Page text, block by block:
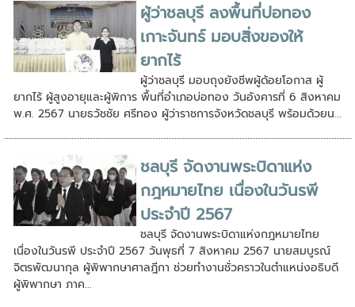
ผู้ว่าชลบุรี ลงพื้นที่บ่อทอง
เกาะจันทร์ มอบสิ่งของให้
ยากไร้
ผู้ว่าชลบุรี มอบถุงยังชีพผู้ด้อยโอกาส ผู้
ยากไร้ ผู้สูงอายุและผู้พิการ พื้นที่อำเภอบ่อทอง วันอังคารที่ 6 สิงหาคม
พ.ศ. 2567 นายธวัชชัย ศรีทอง ผู้ว่าราชการจังหวัดชลบุรี พร้อมด้วยน...
ชลบุรี จัดงานพระบิดาแห่ง
กฎหมายไทย เนื่องในวันรพี
ประจำปี 2567
ชลบุรี จัดงานพระบิดาแห่งกฎหมายไทย
เนื่องในวันรพี ประจำปี 2567 วันพุธที่ 7 สิงหาคม 2567 นายสมบูรณ์
จิตรพัฒนากุล ผู้พิพากษาศาลฎีกา ช่วยทำงานชั่วคราวในตำแหน่งอธิบดี
ผู้พิพากษา ภาค...